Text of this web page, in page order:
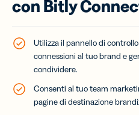
con Bitly
Utilizza il pannello di
connessioni al tuo brand e
condividere.
Consenti al tuo team
pagine di destinazione